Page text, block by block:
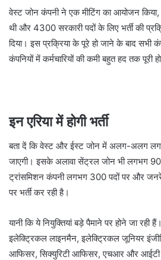
वेस्ट जोन कंपनी ने एक मीटिंग का आयोजन किया,
थी और 4300 सरकारी पदों के लिए भर्ती की
दिया। इस प्रक्रिया के पूरे हो जाने के बाद सभी
कंपनियों में कर्मचारियों की कमी बहुत हद तक पूरी
इन एरिया में होगी भर्ती
बता दें कि वेस्ट और ईस्ट जोन में अलग-अलग
जाएगी। इसके अलावा सेंट्रल जोन भी लगभग 900
ट्रांसमिशन कंपनी लगभग 300 पदों पर और
पर भर्ती कर रही है।
यानी कि ये नियुक्तियां बड़े पैमाने पर होने जा
इलेक्ट्रिकल लाइनमैन, इलेक्ट्रिकल जूनियर
आफिसर, सिक्युरिटी आफिसर, एचआर और